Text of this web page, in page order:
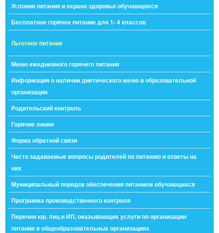
Условия питания и охрана здоровья обучающихся
Бесплатное горячее питание для 1- 4 классов
Льготное питание
Меню ежедневного горячего питания
Информация о наличии диетического меню в образовательной
организации
Родительский контроль
Горячие линии
Форма обратной связи
Часто задаваемые вопросы родителей по питанию и ответы на
них
Муниципальный порядок обеспечения питанием обучающихся
Программа производственного контроля
Перечни юр. лиц и ИП, оказывающих услуги по организации
питания в общеобразовательных организациях